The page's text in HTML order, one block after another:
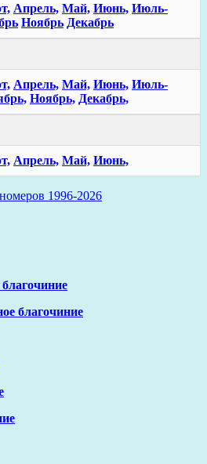
Апрель, Май, Июнь, Июль-
Ноябрь Декабрь
Апрель, Май, Июнь, Июль-
Ноябрь, Декабрь,
Апрель, Май, Июнь,
1996-2026
благочиние